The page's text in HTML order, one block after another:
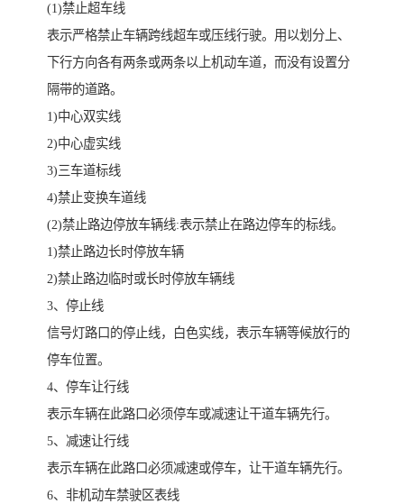
(1)禁止超车线
表示严格禁止车辆跨线超车或压线行驶。用以划分上、
下行方向各有两条或两条以上机动车道，而没有设置分
隔带的道路。
1)中心双实线
2)中心虚实线
3)三车道标线
4)禁止变换车道线
(2)禁止路边停放车辆线:表示禁止在路边停车的标线。
1)禁止路边长时停放车辆
2)禁止路边临时或长时停放车辆线
3、停止线
信号灯路口的停止线，白色实线，表示车辆等候放行的
停车位置。
4、停车让行线
表示车辆在此路口必须停车或减速让干道车辆先行。
5、减速让行线
表示车辆在此路口必须减速或停车，让干道车辆先行。
6、非机动车禁驶区表线